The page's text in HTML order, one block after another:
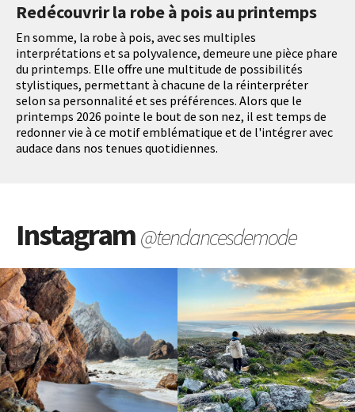
Redécouvrir la robe à pois au printemps
En somme, la robe à pois, avec ses multiples
interprétations et sa polyvalence, demeure une pièce phare
du printemps. Elle offre une multitude de possibilités
stylistiques, permettant à chacune de la réinterpréter
selon sa personnalité et ses préférences. Alors que le
printemps 2026 pointe le bout de son nez, il est temps de
redonner vie à ce motif emblématique et de l'intégrer avec
audace dans nos tenues quotidiennes.
Instagram@tendancesdemode